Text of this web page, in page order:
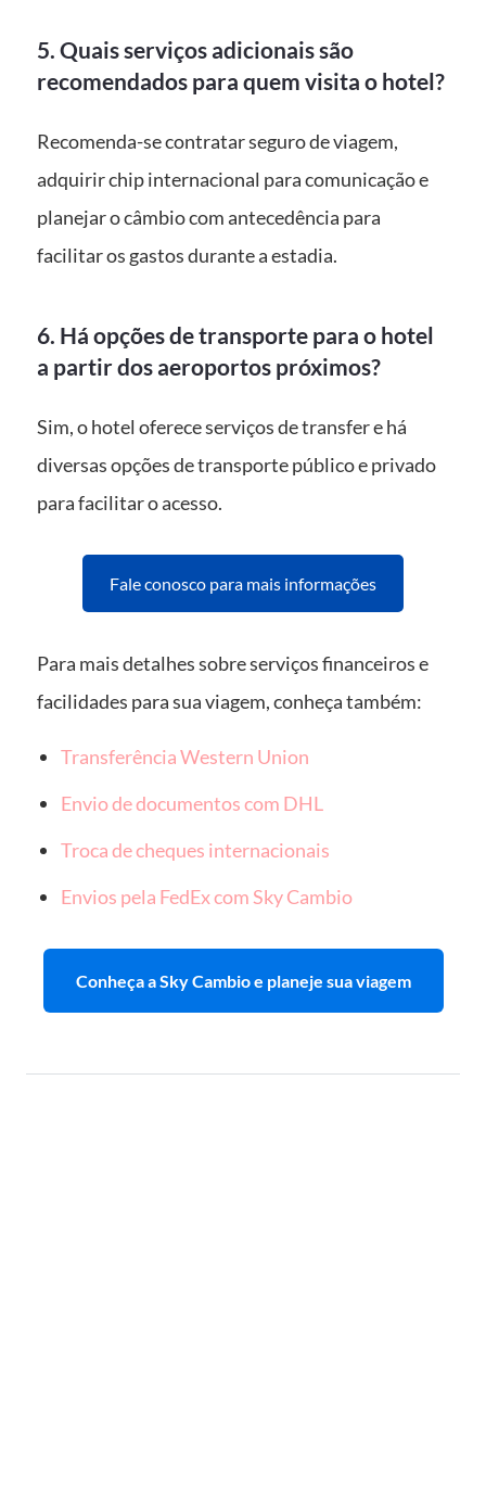
5. Quais serviços adicionais são
recomendados para quem visita o hotel?
Recomenda-se contratar seguro de viagem,
adquirir chip internacional para comunicação e
planejar o câmbio com antecedência para
facilitar os gastos durante a estadia.
6. Há opções de transporte para o hotel
a partir dos aeroportos próximos?
Sim, o hotel oferece serviços de transfer e há
diversas opções de transporte público e privado
para facilitar o acesso.
Fale conosco para mais informações
Para mais detalhes sobre serviços financeiros e
facilidades para sua viagem, conheça também:
Transferência Western Union
Envio de documentos com DHL
Troca de cheques internacionais
Envios pela FedEx com Sky Cambio
Conheça a Sky Cambio e planeje sua viagem